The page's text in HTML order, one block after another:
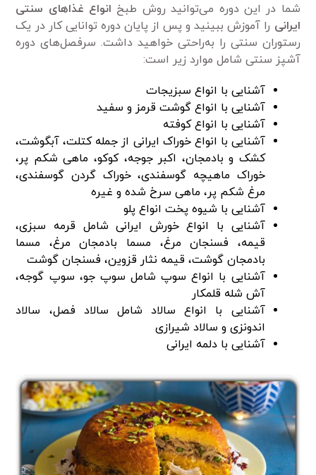
شما در این دوره می‌توانید روش طبخ انواع غذا‌های سنتی
ایرانی را آموزش ببینید و پس از پایان دوره توانایی کار در یک
رستوران سنتی را به‌راحتی خواهید داشت. سرفصل‌های دوره
آشپز سنتی شامل موارد زیر است:
آشنایی با انواع سبزیجات
آشنایی با انواع گوشت قرمز و سفید
آشنایی با انواع کوفته
آشنایی با انواع خوراک ایرانی از جمله کتلت، آبگوشت،
کشک و بادمجان، اکبر جوجه، کوکو، ماهی شکم پر،
خوراک ماهیچه گوسفندی، خوراک گردن گوسفندی،
مرغ شکم پر، ماهی سرخ شده و غیره
آشنایی با شیوه پخت انواع پلو
آشنایی با انواع خورش ایرانی شامل قرمه سبزی،
قیمه، فسنجان مرغ، مسما بادمجان مرغ، مسما
بادمجان گوشت، قیمه نثار قزوین، فسنجان گوشت
آشنایی با انواع سوپ شامل سوپ جو، سوپ گوجه،
آش شله قلمکار
آشنایی با انواع سالاد شامل سالاد فصل، سالاد
اندونزی و سالاد شیرازی
آشنایی با دلمه ایرانی